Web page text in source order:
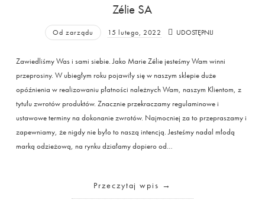
Zélie SA
Od zarządu 15 lutego, 2022 UDOSTĘPNIJ
Zawiedliśmy Was i sami siebie. Jako Marie Zélie jesteśmy Wam winni
przeprosiny. W ubiegłym roku pojawiły się w naszym sklepie duże
opóźnienia w realizowaniu płatności należnych Wam, naszym Klientom, z
tytułu zwrotów produktów. Znacznie przekraczamy regulaminowe i
ustawowe terminy na dokonanie zwrotów. Najmocniej za to przepraszamy i
zapewniamy, że nigdy nie było to naszą intencją. Jesteśmy nadal młodą
marką odzieżową, na rynku działamy dopiero od…
Przeczytaj wpis